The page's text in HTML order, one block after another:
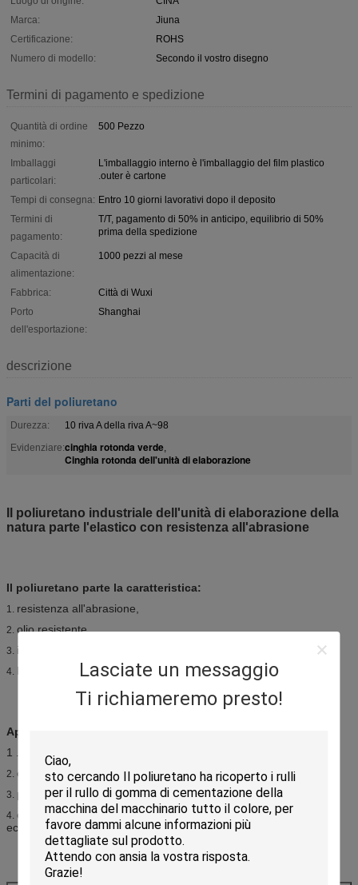
Lasciate un messaggio
Ti richiameremo presto!
Marca:
Jiuna
Certificazione:
ROHS
Numero di modello:
Secondo il vostro disegno
Termini di pagamento e spedizione
Quantità di ordine
minimo:
500 Pezzo
Imballaggi
particolari:
L'imballaggio interno è l'imballaggio del film plastico
.outer è cartone
Tempi di consegna: Entro 10 giorni lavorativi dopo il deposito
Termini di
pagamento:
T/T, pagamento di 50% in anticipo, equilibrio di 50%
prima della spedizione
Capacità di
alimentazione:
1000 pezzi al mese
Fabbrica:
Città di Wuxi
Porto
dell'esportazione:
Shanghai
descrizione
Parti del poliuretano
Durezza:
10 riva A della riva A~98
Evidenziare:cinghia rotonda verde,
Cinghia rotonda dell'unità di elaborazione
Il poliuretano industriale dell'unità di elaborazione della
natura parte l'elastico con resistenza all'abrasione
Il poliuretano parte la caratteristica:
1. resistenza all'abrasione,
2. olio resistente,
3. invecchiare resistente,
4. Erosione resistente,
Applicazione:
1 .it è prodotti anti-prementi di un ideale
2. cuscino industriale della guarnizione
3. parti dell'onere gravoso sui pezzi meccanici di industriale
4. come cuscino con assorbimento di scossa o di anti-pressatura,
ect